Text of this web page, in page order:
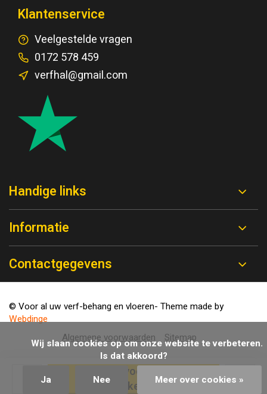
Toevoegen aan
winkelwagen
Klantenservice
Veelgestelde vragen
0172 578 459
verfhal@gmail.com
Handige links
Informatie
Contactgegevens
Algemene voorwaarden Sitemap
© Voor al uw verf-behang en vloeren- Theme made by
Webdinge
Is dat akkoord?
Ja
Nee Meer over cookies »